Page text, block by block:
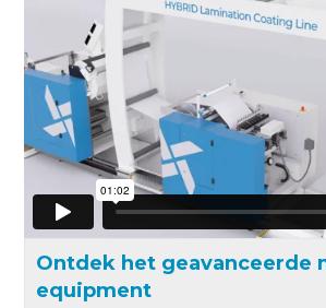
Ontdek het geavanceerde
equipment